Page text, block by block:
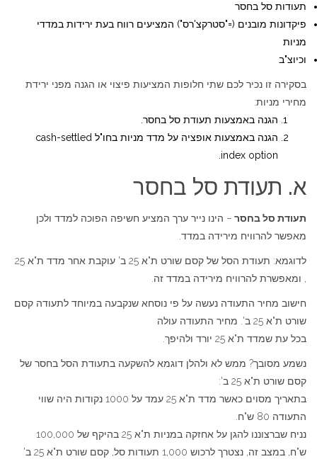
תעודות סל בחסר
פיקדונות מובנים (="סטרקצ'רס") המציעים רווח בעת ירידות במדדי
מניות
וכיוצ"ב
בסקירה זו נכיר לכם שתי חלופות המציעות פיצוי או הגנה מפני ירידת
מחירי מניות:
הגנה באמצעות תעודת סל בחסר.
הגנה באמצעות אופציה על מדד מניות בחו"ל cash-settled
index option.
א. תעודת סל בחסר
תעודת סל בחסר – הינו נייר ערך המציע חשיפה הפוכה למדד ולכן
מאפשר להרוויח מירידה במדד.
לדוגמא: תעודת הסל של קסם שורט ת"א 25 ב' עוקבת אחר מדד ת"א 25
, ומאפשרת להרוויח מירידה במדד זה.
חישוב מחיר התעודה נעשה על פי נוסחא שנקבעה במיוחד לתעודה קסם
שורט ת"א 25 ב'. מחיר התעודה עולה
בכל עת שמדד ת"א 25 יורד ולהיפך.
נשמע מסובך? ממש לא ולהלן דוגמא להשקעה בתעודת הסל בחסר של
קסם שורט ת"א 25 ב':
בתאריך מסוים כאשר מדד ת"א 25 עמד על 1000 נקודות היה שווי
התעודה 80 ש"ח.
נניח שברצוננו להגן על אחזקה במניות ת"א 25 בהיקף של 100,000
ש"ח, במצב זה, נצטרך לרכוש 1,000 תעודות סל, קסם שורט ת"א 25 ב'